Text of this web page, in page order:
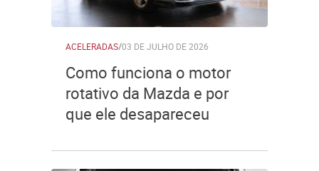
ACELERADAS/03 DE JULHO DE 2026
Como funciona o motor
rotativo da Mazda e por
que ele desapareceu